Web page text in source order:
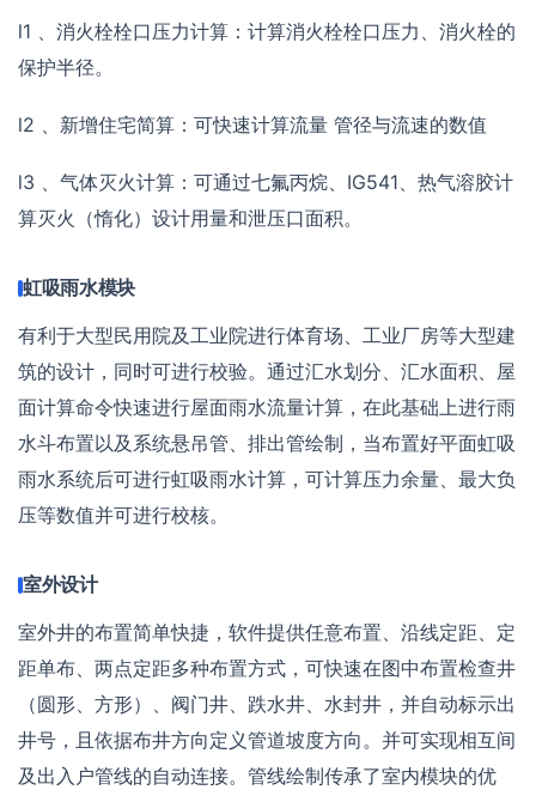
l1 、消火栓栓口压力计算：计算消火栓栓口压力、消火栓的
保护半径。
l2 、新增住宅简算：可快速计算流量 管径与流速的数值
l3 、气体灭火计算：可通过七氟丙烷、IG541、热气溶胶计
算灭火（惰化）设计用量和泄压口面积。
虹吸雨水模块
有利于大型民用院及工业院进行体育场、工业厂房等大型建
筑的设计，同时可进行校验。通过汇水划分、汇水面积、屋
面计算命令快速进行屋面雨水流量计算，在此基础上进行雨
水斗布置以及系统悬吊管、排出管绘制，当布置好平面虹吸
雨水系统后可进行虹吸雨水计算，可计算压力余量、最大负
压等数值并可进行校核。
室外设计
室外井的布置简单快捷，软件提供任意布置、沿线定距、定
距单布、两点定距多种布置方式，可快速在图中布置检查井
（圆形、方形）、阀门井、跌水井、水封井，并自动标示出
井号，且依据布井方向定义管道坡度方向。并可实现相互间
及出入户管线的自动连接。管线绘制传承了室内模块的优